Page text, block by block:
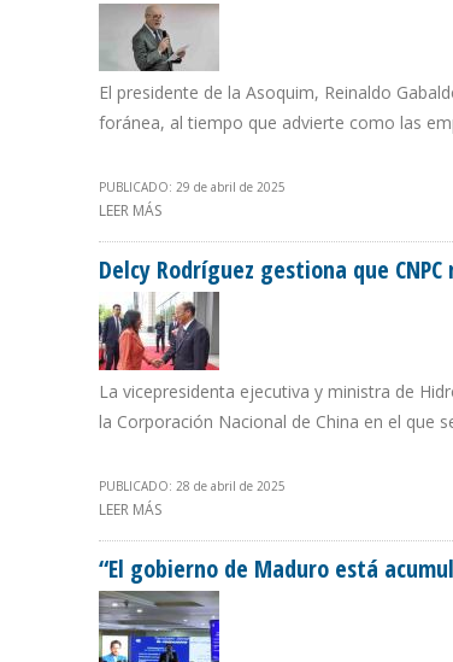
El presidente de la Asoquim, Reinaldo
foránea, al tiempo que advierte como las
PUBLICADO: 29 de abril de 2025
LEER MÁS
Delcy Rodríguez gestiona que
La vicepresidenta ejecutiva y ministra de
la Corporación Nacional de China en el que
PUBLICADO: 28 de abril de 2025
LEER MÁS
“El gobierno de Maduro está